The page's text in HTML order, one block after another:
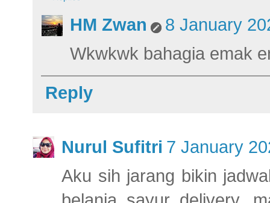
HM Zwan
8 January
Wkwkwk bahagia emak
Reply
Nurul Sufitri 7 January
Aku sih jarang bikin